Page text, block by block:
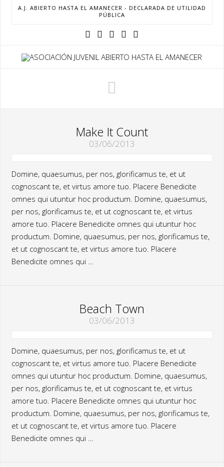
A.J. ABIERTO HASTA EL AMANECER - DECLARADA DE UTILIDAD
PÚBLICA
Make It Count
03/06/2013
Domine, quaesumus, per nos, glorificamus te, et ut
cognoscant te, et virtus amore tuo. Placere Benedicite
omnes qui utuntur hoc productum. Domine, quaesumus,
per nos, glorificamus te, et ut cognoscant te, et virtus
amore tuo. Placere Benedicite omnes qui utuntur hoc
productum. Domine, quaesumus, per nos, glorificamus te,
et ut cognoscant te, et virtus amore tuo. Placere
Benedicite omnes qui …
Beach Town
03/06/2013
Domine, quaesumus, per nos, glorificamus te, et ut
cognoscant te, et virtus amore tuo. Placere Benedicite
omnes qui utuntur hoc productum. Domine, quaesumus,
per nos, glorificamus te, et ut cognoscant te, et virtus
amore tuo. Placere Benedicite omnes qui utuntur hoc
productum. Domine, quaesumus, per nos, glorificamus te,
et ut cognoscant te, et virtus amore tuo. Placere
Benedicite omnes qui …